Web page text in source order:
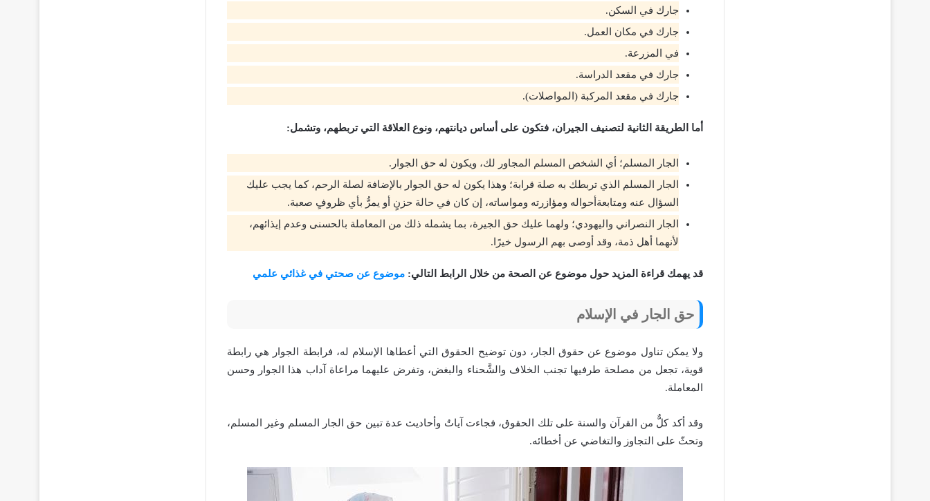
جارك في السكن.
جارك في مكان العمل.
في المزرعة.
جارك في مقعد الدراسة.
جارك في مقعد المركبة (المواصلات).
أما الطريقة الثانية لتصنيف الجيران، فتكون على أساس ديانتهم، ونوع العلاقة التي تربطهم، وتشمل:
الجار المسلم؛ أي الشخص المسلم المجاور لك، ويكون له حق الجوار.
الجار المسلم الذي تربطك به صلة قرابة؛ وهذا يكون له حق الجوار بالإضافة لصلة الرحم، كما يجب عليك
السؤال عنه ومتابعةأحواله ومؤازرته ومواساته، إن كان في حالة حزنٍ أو يمرُّ بأي ظروفٍ صعبة.
الجار النصراني واليهودي؛ ولهما عليك حق الجيرة، بما يشمله ذلك من المعاملة بالحسنى وعدم إيذائهم،
لأنهما أهل ذمة، وقد أوصى بهم الرسول خيرًا.
قد يهمك قراءة المزيد حول موضوع عن الصحة من خلال الرابط التالي: موضوع عن صحتي في غذائي علمي
حق الجار في الإسلام
ولا يمكن تناول موضوع عن حقوق الجار، دون توضيح الحقوق التي أعطاها الإسلام له، فرابطة الجوار هي رابطة
قوية، تجعل من مصلحة طرفيها تجنب الخلاف والشَّحناء والبغض، وتفرض عليهما مراعاة آداب هذا الجوار وحسن
المعاملة.
وقد أكد كلٌّ من القرآن والسنة على تلك الحقوق، فجاءت آياتٌ وأحاديث عدة تبين حق الجار المسلم وغير المسلم،
وتحثّ على التجاوز والتغاضي عن أخطائه.